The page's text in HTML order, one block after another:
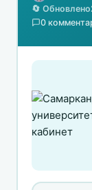
🔄 Обновлено
0